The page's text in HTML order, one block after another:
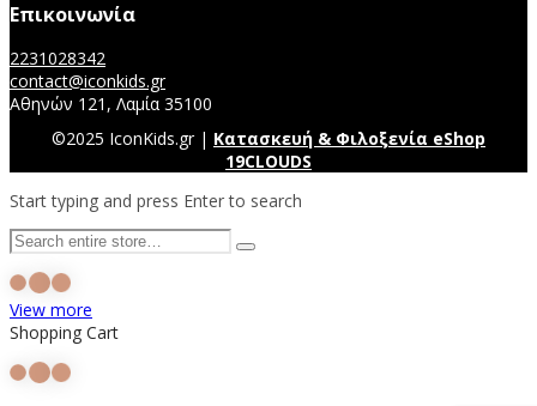
Επικοινωνία
2231028342
contact@iconkids.gr
Αθηνών 121, Λαμία 35100
©2025 IconKids.gr | Κατασκευή & Φιλοξενία eShop
19CLOUDS
Start typing and press Enter to search
View more
Shopping Cart